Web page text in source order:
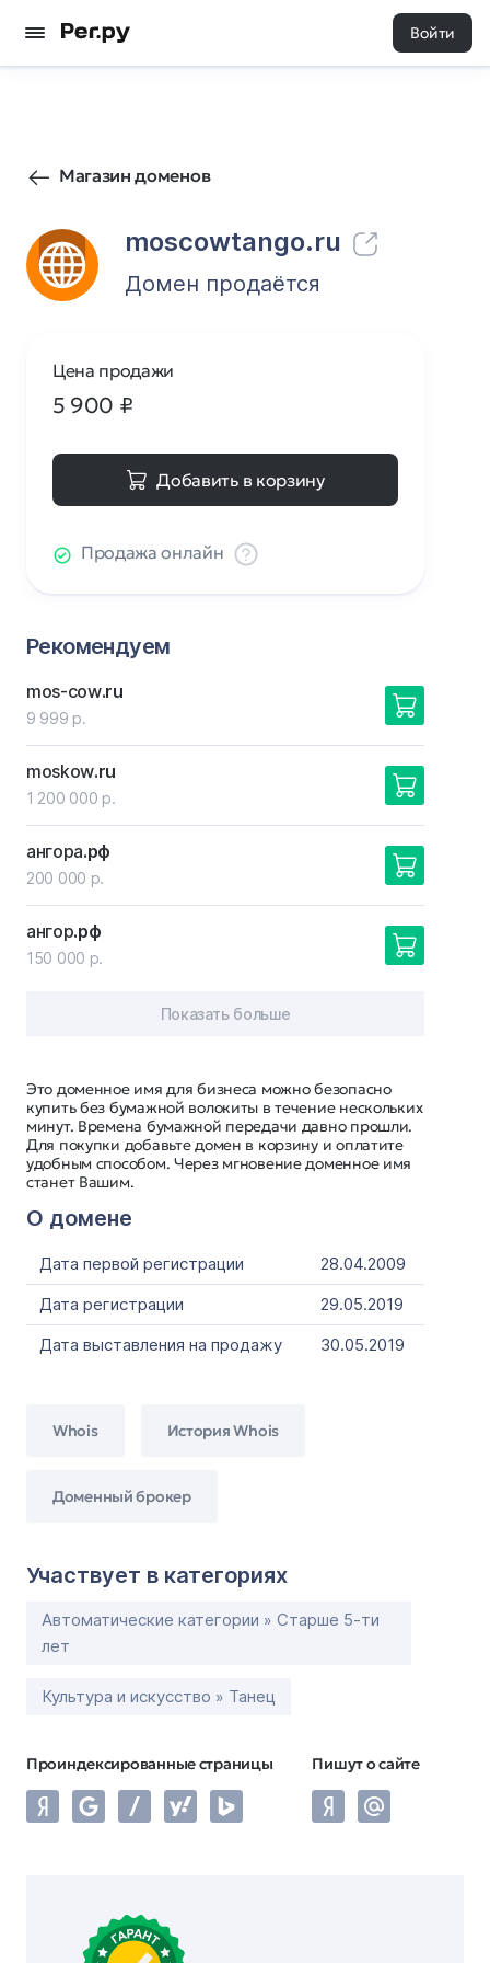
Войти
Магазин доменов
moscowtango.ru
21 0
Домен продаётся
Это доменное имя для бизнеса можно безопасно
купить без бумажной волокиты в течение нескольких
минут. Времена бумажной передачи давно прошли.
Для покупки добавьте домен в корзину и оплатите
удобным способом. Через мгновение доменное имя
станет Вашим.
О домене
Дата первой регистрации
28.04.2009
Дата регистрации
29.05.2019
Дата выставления на продажу
30.05.2019
Whois История Whois
Доменный брокер
Участвует в категориях
Автоматические категории » Старше 5-ти
лет
Культура и искусство » Танец
Проиндексированные страницы Пишут о сайте
Цена продажи
5 900 ₽
Добавить в корзину
Продажа онлайн
Рекомендуем
mos-cow.ru
9 999 р.
moskow.ru
1 200 000 р.
ангора.рф
200 000 р.
ангор.рф
150 000 р.
Показать больше